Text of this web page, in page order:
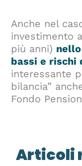
Anche nel
investimento
più anni)
bassi e rischi
interessante
bilancia”
Fondo
Articoli